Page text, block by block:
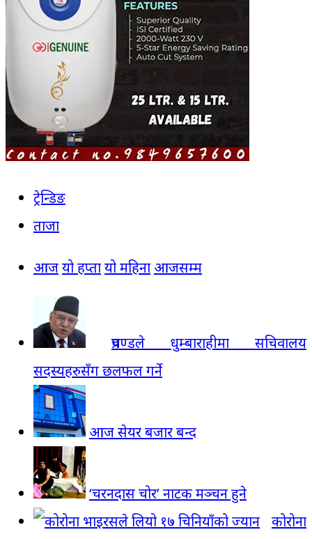
ट्रेन्डिङ
ताजा
आजयो हप्तायो महिना आजसम्म
प्रचण्डले धुम्बाराहीमा सचिवालय
सदस्यहरुसँग छलफल गर्ने
आज सेयर बजार बन्द
‘चरनदास चोर’ नाटक मञ्चन हुने
कोरोना